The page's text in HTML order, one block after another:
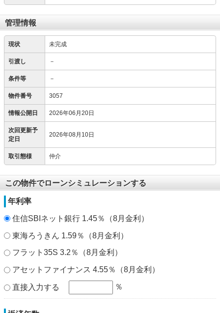
管理情報
現状 未完成
引渡し －
条件等 －
物件番号 3057
情報公開日 2026年06月20日
次回更新予
定日
2026年08月10日
取引態様 仲介
この物件でローンシミュレーションする
年利率
住信SBIネット銀行 1.45％（8月金利）
東海ろうきん 1.59％（8月金利）
フラット35S 3.2％（8月金利）
アセットファイナンス 4.55％（8月金利）
直接入力する ％